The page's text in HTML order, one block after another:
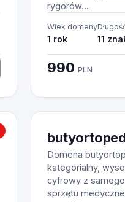
rygorów...
Wiek domeny
1 rok 11
990PLN
Domena
kategorialny,
cyfrowy z
sprzętu